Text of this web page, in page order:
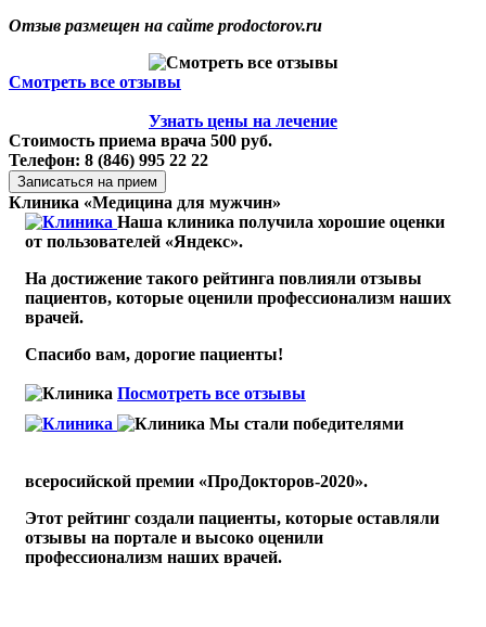
Отзыв размещен на сайте prodoctorov.ru
Смотреть все отзывы
Узнать цены на лечение
Стоимость приема врача 500 руб.
Телефон: 8 (846) 995 22 22
Записаться на прием
Клиника «Медицина для мужчин»
Наша клиника получила хорошие оценки
от пользователей «Яндекс».
На достижение такого рейтинга повлияли отзывы
пациентов, которые оценили профессионализм наших
врачей.
Спасибо вам, дорогие пациенты!
Посмотреть все отзывы
Мы стали победителями
всеросийской премии «ПроДокторов-2020».
Этот рейтинг создали пациенты, которые оставляли
отзывы на портале и высоко оценили
профессионализм наших врачей.